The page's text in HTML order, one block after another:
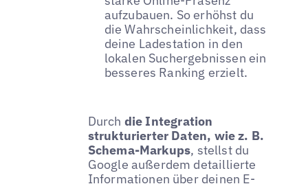
aufzubauen. So erhöhst du
die Wahrscheinlichkeit, dass
deine Ladestation in den
lokalen Suchergebnissen ein
besseres Ranking erzielt.
Durch die Integration
strukturierter Daten, wie z. B.
Schema-Markups, stellst du
Google außerdem detaillierte
Informationen über deinen E-